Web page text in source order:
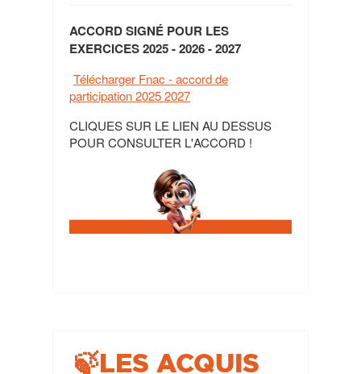
ACCORD SIGNÉ POUR LES
EXERCICES 2025 - 2026 - 2027
Télécharger Fnac - accord de
participation 2025 2027
CLIQUES SUR LE LIEN AU DESSUS
POUR CONSULTER L'ACCORD !
🍃LES ACQUIS